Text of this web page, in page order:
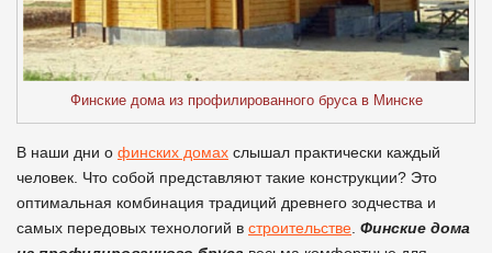
Финские дома из профилированного бруса в Минске
В наши дни о финских домах слышал практически каждый
человек. Что собой представляют такие конструкции? Это
оптимальная комбинация традиций древнего зодчества и
самых передовых технологий в строительстве Финские дома